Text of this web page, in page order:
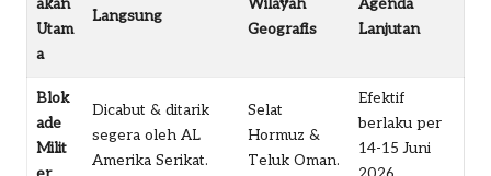
akan
Utam
a
Langsung
Wilayah
Geografis
Agenda
Lanjutan
Blok
ade
Milit
Dicabut & ditarik
segera oleh AL
Amerika Serikat.
Selat
Hormuz &
Teluk Oman.
Efektif
berlaku per
14-15 Juni